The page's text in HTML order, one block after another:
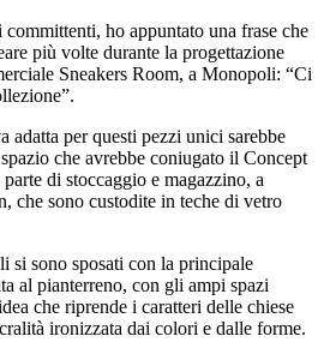
ho appuntato una frase che
più volte durante la progettazione
Sneakers Room, a Monopoli: “Ci
adatta per questi pezzi unici sarebbe
che avrebbe coniugato il Concept
di stoccaggio e magazzino, a
che sono custodite in teche di vetro
si sono sposati con la principale
al pianterreno, con gli ampi spazi
che riprende i caratteri delle chiese
ironizzata dai colori e dalle forme.